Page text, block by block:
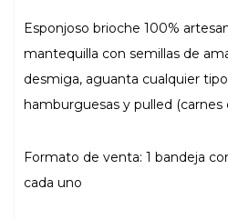
Esponjoso brioche 100%
mantequilla con semillas de
desmiga, aguanta cualquier
hamburguesas y pulled (carnes
Formato de venta: 1 bandeja
cada uno